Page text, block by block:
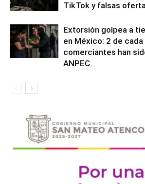
TikTok y falsas
Extorsión golpea a
en México: 2 de cada
comerciantes han
ANPEC